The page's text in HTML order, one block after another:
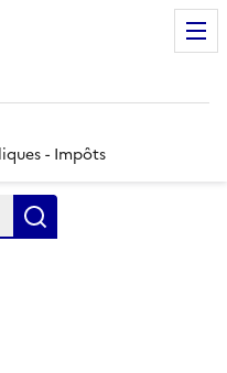
- Impôts
mots clés, partie du